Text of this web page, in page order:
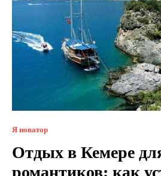
Я новатор
Отдых в Кемере
романтиков: как